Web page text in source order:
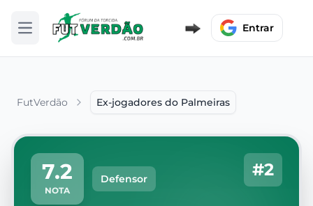
Abrir menu Entrar
FutVerdão Ex-jogadores do Palmeiras
7.2
NOTA
Defensor #2